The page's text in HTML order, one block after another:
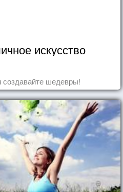
искусство
создавайте шедевры!